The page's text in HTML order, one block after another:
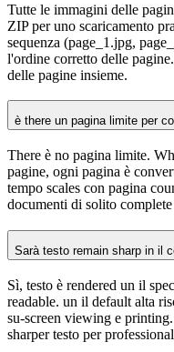
Tutte le immagini delle
ZIP per uno scaricamento
sequenza (page_1.jpg,
l'ordine corretto delle
delle pagine insieme.
è there un pagina limite per
There è no pagina limite.
pagine, ogni pagina è
tempo scales con pagina
documenti di solito
Sarà testo remain sharp in il
Sì, testo è rendered un il
readable. un il default alta
su-screen viewing e
sharper testo per